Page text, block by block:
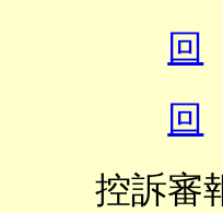
回
回
控訴審